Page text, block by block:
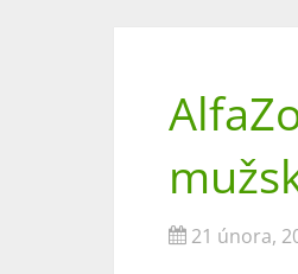
21 února,